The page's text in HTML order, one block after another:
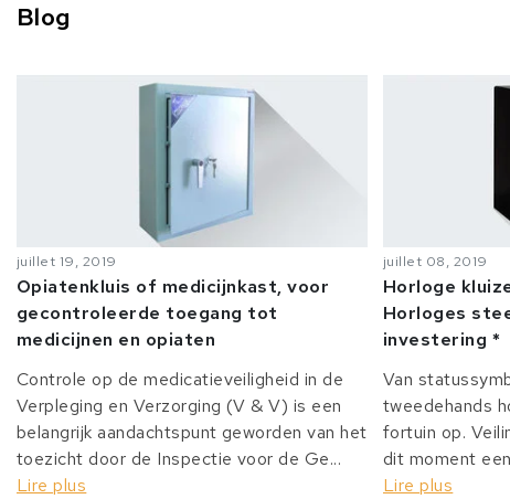
Blog
juillet 19, 2019
Opiatenkluis of medicijnkast, voor
gecontroleerde toegang tot
medicijnen en opiaten
Controle op de medicatieveiligheid in de
Verpleging en Verzorging (V & V) is een
belangrijk aandachtspunt geworden van het
toezicht door de Inspectie voor de Ge...
Lire plus
juillet 08, 2019
Horloge
Horloges
investering *
Van
tweedehands
fortuin op.
dit moment
Lire plus